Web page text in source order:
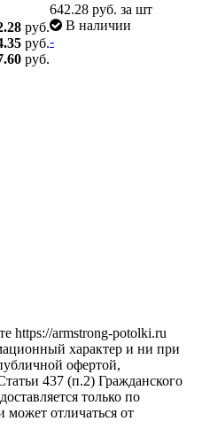
руб.
руб.
руб.
642.28 руб. за шт
В наличии
-
https://armstrong-potolki.ru
характер и ни при
офертой,
437 (п.2) Гражданского
только по
может отличаться от